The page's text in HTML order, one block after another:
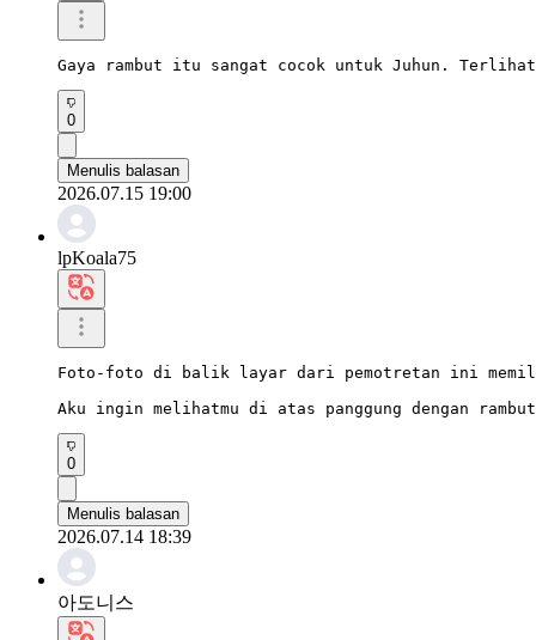
Gaya rambut itu sangat cocok untuk Juhun.
0
Menulis balasan
2026.07.15 19:00
lpKoala75
Foto-foto di balik layar dari pemotretan ini
Aku ingin melihatmu di atas panggung dengan
0
Menulis balasan
2026.07.14 18:39
아도니스